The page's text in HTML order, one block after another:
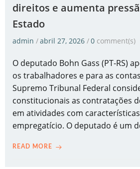
direitos e aumenta
Estado
admin /abril 27, 2026 /0 comment(s)
O deputado Bohn Gass (PT-RS)
os trabalhadores e para as
Supremo Tribunal Federal
constitucionais as contratações
em atividades com
empregatício. O deputado é um
READ MORE